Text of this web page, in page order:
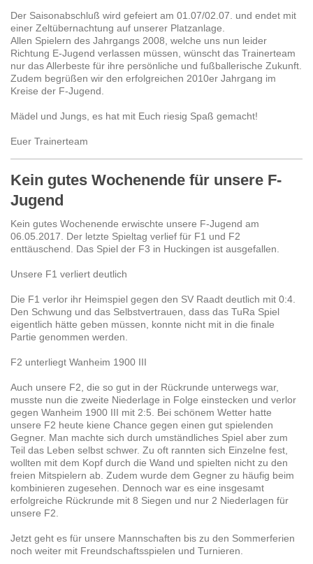
Der Saisonabschluß wird gefeiert am 01.07/02.07. und endet mit
einer Zeltübernachtung auf unserer Platzanlage.
Allen Spielern des Jahrgangs 2008, welche uns nun leider
Richtung E-Jugend verlassen müssen, wünscht das Trainerteam
nur das Allerbeste für ihre persönliche und fußballerische Zukunft.
Zudem begrüßen wir den erfolgreichen 2010er Jahrgang im
Kreise der F-Jugend.
Mädel und Jungs, es hat mit Euch riesig Spaß gemacht!
Euer Trainerteam
Kein gutes Wochenende für unsere F-
Jugend
Kein gutes Wochenende erwischte unsere F-Jugend am
06.05.2017. Der letzte Spieltag verlief für F1 und F2
enttäuschend. Das Spiel der F3 in Huckingen ist ausgefallen.
Unsere F1 verliert deutlich
Die F1 verlor ihr Heimspiel gegen den SV Raadt deutlich mit 0:4.
Den Schwung und das Selbstvertrauen, dass das TuRa Spiel
eigentlich hätte geben müssen, konnte nicht mit in die finale
Partie genommen werden.
F2 unterliegt Wanheim 1900 III
Auch unsere F2, die so gut in der Rückrunde unterwegs war,
musste nun die zweite Niederlage in Folge einstecken und verlor
gegen Wanheim 1900 III mit 2:5. Bei schönem Wetter hatte
unsere F2 heute kiene Chance gegen einen gut spielenden
Gegner. Man machte sich durch umständliches Spiel aber zum
Teil das Leben selbst schwer. Zu oft rannten sich Einzelne fest,
wollten mit dem Kopf durch die Wand und spielten nicht zu den
freien Mitspielern ab. Zudem wurde dem Gegner zu häufig beim
kombinieren zugesehen. Dennoch war es eine insgesamt
erfolgreiche Rückrunde mit 8 Siegen und nur 2 Niederlagen für
unsere F2.
Jetzt geht es für unsere Mannschaften bis zu den Sommerferien
noch weiter mit Freundschaftsspielen und Turnieren.